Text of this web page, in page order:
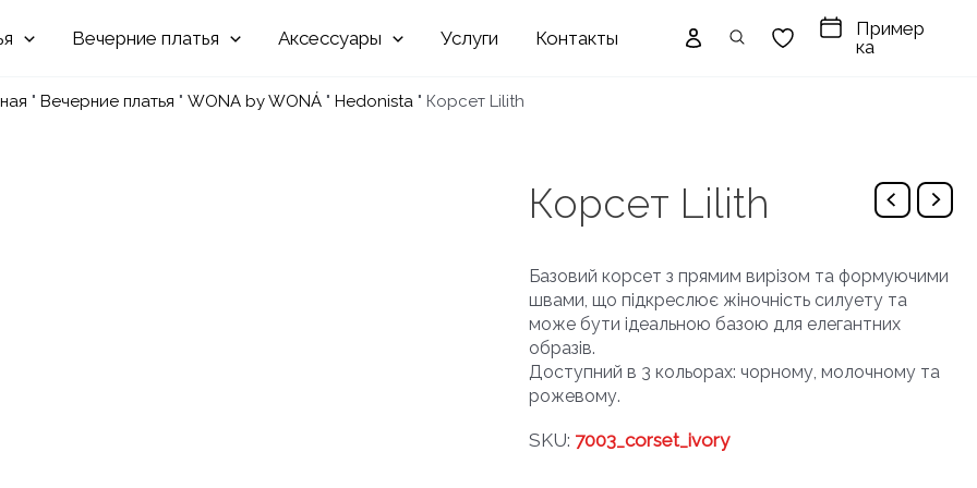
Вечерние Аксессуары Услуги Контакты
Пример
ка
" Вечерние платья " WONA by WONÁ" Hedonista" Корсет Lilith
Корсет Lilith
Базовий корсет з прямим вирізом та формуючими
швами, що підкреслює жіночність силуету та
може бути ідеальною базою для елегантних
образів.
Доступний в 3 кольорах: чорному, молочному та
рожевому.
SKU: 7003_corset_ivory